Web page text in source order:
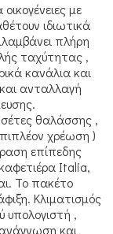
με
ιδιωτικά
πλήρη
ταχύτητας ,
κανάλια και
ανταλλαγή
θαλάσσης ,
χρέωση )
επίπεδης
Italia,
Το πακέτο
Κλιματισμός
υπολογιστή ,
και